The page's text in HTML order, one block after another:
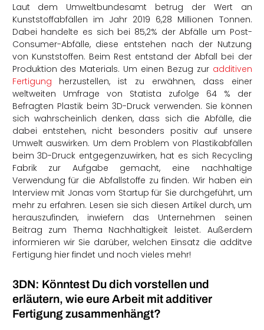
Laut dem Umweltbundesamt betrug der Wert an
Kunststoffabfällen im Jahr 2019 6,28 Millionen Tonnen.
Dabei handelte es sich bei 85,2% der Abfälle um Post-
Consumer-Abfälle, diese entstehen nach der Nutzung
von Kunststoffen. Beim Rest entstand der Abfall bei der
Produktion des Materials. Um einen Bezug zur additiven
Fertigung herzustellen, ist zu erwähnen, dass einer
weltweiten Umfrage von Statista zufolge 64 % der
Befragten Plastik beim 3D-Druck verwenden. Sie können
sich wahrscheinlich denken, dass sich die Abfälle, die
dabei entstehen, nicht besonders positiv auf unsere
Umwelt auswirken. Um dem Problem von Plastikabfällen
beim 3D-Druck entgegenzuwirken, hat es sich Recycling
Fabrik zur Aufgabe gemacht, eine nachhaltige
Verwendung für die Abfallstoffe zu finden. Wir haben ein
Interview mit Jonas vom Startup für Sie durchgeführt, um
mehr zu erfahren. Lesen sie sich diesen Artikel durch, um
herauszufinden, inwiefern das Unternehmen seinen
Beitrag zum Thema Nachhaltigkeit leistet. Außerdem
informieren wir Sie darüber, welchen Einsatz die additve
Fertigung hier findet und noch vieles mehr!
3DN: Könntest Du dich vorstellen und
erläutern, wie eure Arbeit mit additiver
Fertigung zusammenhängt?